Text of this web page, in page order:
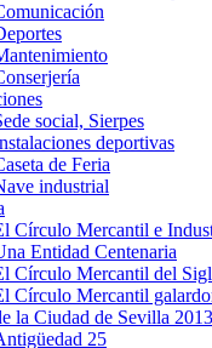
social, Sierpes
deportivas
de Feria
industrial
Círculo Mercantil e
Entidad Centenaria
Círculo Mercantil del
Círculo Mercantil
la Ciudad de Sevilla 2013
25